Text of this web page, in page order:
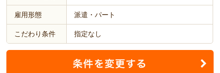
雇用形態 派遣・パート
こだわり条件 指定なし